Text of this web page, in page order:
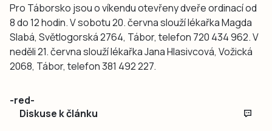
Pro Táborsko jsou o víkendu otevřeny dveře ordinací od
8 do 12 hodin. V sobotu 20. června slouží lékařka Magda
Slabá, Světlogorská 2764, Tábor, telefon 720 434 962. V
neděli 21. června slouží lékařka Jana Hlasivcová, Vožická
2068, Tábor, telefon 381 492 227.
-red-
Diskuse k článku